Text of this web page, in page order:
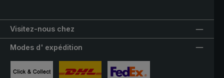
Visitez-nous chez
Modes d' expédition